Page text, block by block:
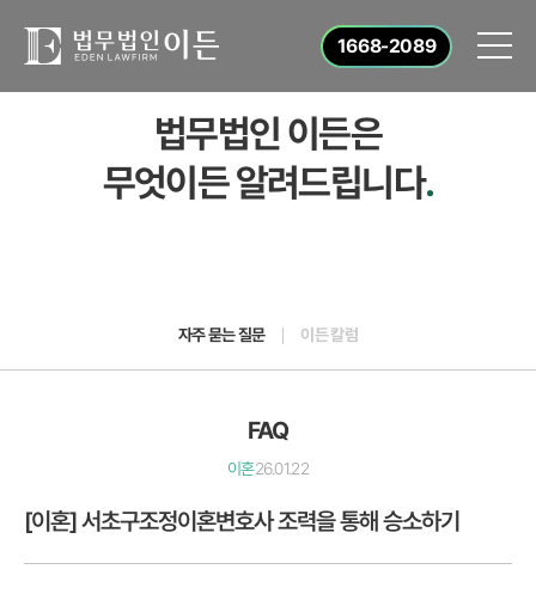
1668-2089
법무법인 이든은
무엇이든 알려드립니다.
자주 묻는 질문 이든 칼럼
FAQ
이혼26.01.22
[이혼] 서초구조정이혼변호사 조력을 통해 승소하기